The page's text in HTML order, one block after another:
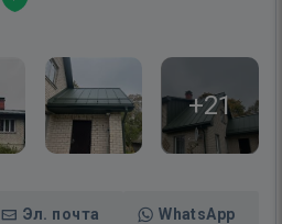
+21
Эл. почта WhatsApp